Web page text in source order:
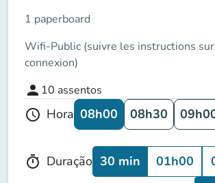
1 paperboard
Wifi-Public (suivre les instructions
connexion)
person 10 assentos
schedule Hora 08h00 08h30
timer Duração 30 min 01h00